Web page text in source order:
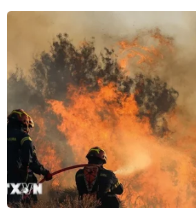
Động đất mạnh làm rung chuyển
nhiều khu vực tại Ai Cập
03/08/2026 03:11
90 người thiệt mạng trong khủng
hoảng di cư tại Ceuta
02/08/2026 23:08